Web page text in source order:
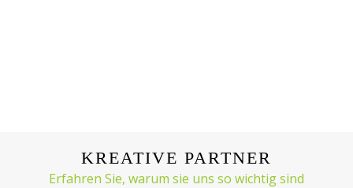
KREATIVE PARTNER
Erfahren Sie, warum sie uns so wichtig sind